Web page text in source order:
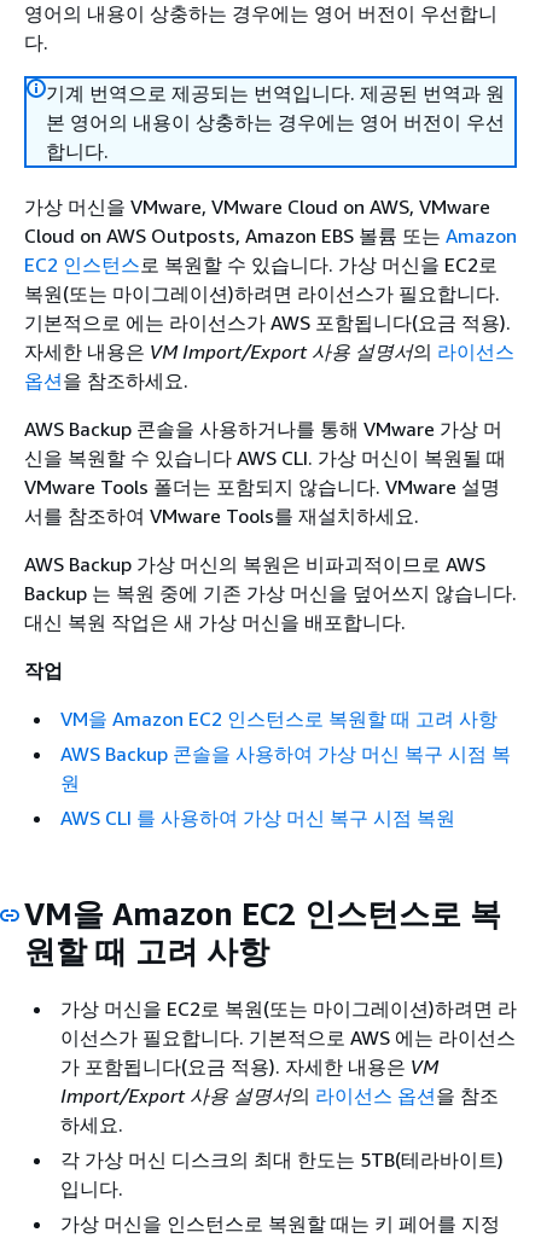
영어의 내용이 상충하는 경우에는 영어 버전이 우선합니
다.
기계 번역으로 제공되는 번역입니다. 제공된 번역과 원
본 영어의 내용이 상충하는 경우에는 영어 버전이 우선
합니다.
가상 머신을 VMware, VMware Cloud on AWS, VMware
Cloud on AWS Outposts, Amazon EBS 볼륨 또는 Amazon
EC2 인스턴스로 복원할 수 있습니다. 가상 머신을 EC2로
복원(또는 마이그레이션)하려면 라이선스가 필요합니다.
기본적으로 에는 라이선스가 AWS 포함됩니다(요금 적용).
자세한 내용은 VM Import/Export 사용 설명서의 라이선스
옵션을 참조하세요.
AWS Backup 콘솔을 사용하거나를 통해 VMware 가상 머
신을 복원할 수 있습니다 AWS CLI. 가상 머신이 복원될 때
VMware Tools 폴더는 포함되지 않습니다. VMware 설명
서를 참조하여 VMware Tools를 재설치하세요.
AWS Backup 가상 머신의 복원은 비파괴적이므로 AWS
Backup 는 복원 중에 기존 가상 머신을 덮어쓰지 않습니다.
대신 복원 작업은 새 가상 머신을 배포합니다.
작업
VM을 Amazon EC2 인스턴스로 복원할 때 고려 사항
AWS Backup 콘솔을 사용하여 가상 머신 복구 시점 복
원
AWS CLI 를 사용하여 가상 머신 복구 시점 복원
VM을 Amazon EC2 인스턴스로 복
원할 때 고려 사항
가상 머신을 EC2로 복원(또는 마이그레이션)하려면 라
이선스가 필요합니다. 기본적으로 AWS 에는 라이선스
가 포함됩니다(요금 적용). 자세한 내용은 VM
Import/Export 사용 설명서의 라이선스 옵션을 참조
하세요.
각 가상 머신 디스크의 최대 한도는 5TB(테라바이트)
입니다.
가상 머신을 인스턴스로 복원할 때는 키 페어를 지정